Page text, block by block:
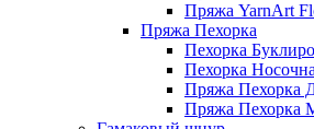
Пряжа YarnArt
Пряжа Пехорка
Пехорка
Пехорка
Пряжа Пехорка
Пряжа Пехорка